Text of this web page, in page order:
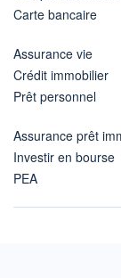
Carte bancaire
Assurance vie
Crédit immobilier
Prêt personnel
Assurance prêt
Investir en bourse
PEA